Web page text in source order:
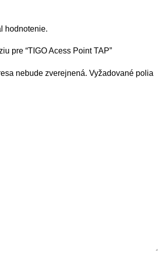
hodnotenie.
pre “TIGO Acess Point TAP”
nebude zverejnená. Vyžadované polia